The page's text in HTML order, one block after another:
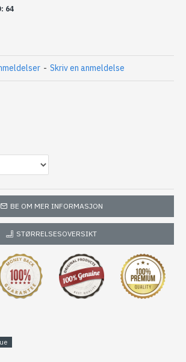
64
- Skriv en anmeldelse
BE OM MER INFORMASJON
STØRRELSESOVERSIKT